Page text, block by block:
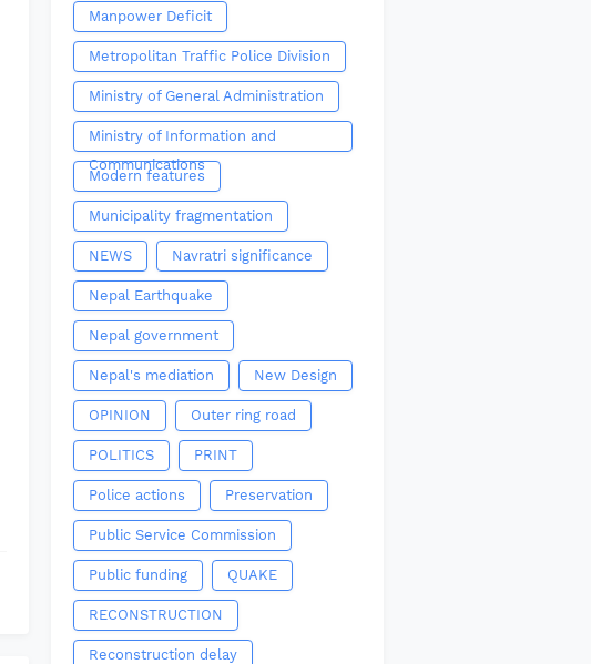
Manpower Deficit
Metropolitan Traffic Police Division
Ministry of General Administration
Ministry of Information and
Communications
Modern features
Municipality fragmentation
NEWS Navratri significance
Nepal Earthquake
Nepal government
Nepal's mediation New Design
OPINION Outer ring road
POLITICS PRINT
Police actions Preservation
Public Service Commission
Public funding QUAKE
RECONSTRUCTION
Reconstruction delay